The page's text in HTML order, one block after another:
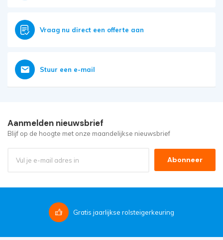
Vraag nu direct een offerte aan
Stuur een e-mail
Aanmelden nieuwsbrief
Blijf op de hoogte met onze maandelijkse nieuwsbrief
Abonneer
Gratis jaarlijkse rolsteigerkeuring